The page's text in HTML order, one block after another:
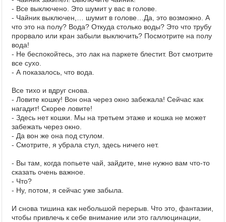
Архив
Фототоп
- Все выключено. Это шумит у вас в голове.
- Чайник выключен,… шумит в голове…Да, это возможно. А
что это на полу? Вода? Откуда столько воды? Это что трубу
прорвало или кран забыли выключить? Посмотрите на полу
вода!
- Не беспокойтесь, это лак на паркете блестит. Вот смотрите
все сухо.
- А показалось, что вода.
Все тихо и вдруг снова.
- Ловите кошку! Вон она через окно забежала! Сейчас как
нагадит! Скорее ловите!
- Здесь нет кошки. Мы на третьем этаже и кошка не может
забежать через окно.
- Да вон же она под стулом.
- Смотрите, я убрала стул, здесь ничего нет.
- Вы там, когда попьете чай, зайдите, мне нужно вам что-то
сказать очень важное.
- Что?
- Ну, потом, я сейчас уже забыла.
И снова тишина как небольшой перерыв. Что это, фантазии,
чтобы привлечь к себе внимание или это галлюцинации,